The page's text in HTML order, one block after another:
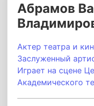
Абрамов
Актер театра и
Заслуженный
Играет на сцене
Академического